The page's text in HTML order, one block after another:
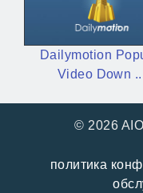
Dailymotion
Video Down
© 2026 AIO
политика